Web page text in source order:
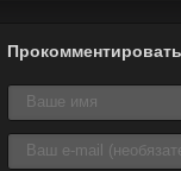
Прокомментировать